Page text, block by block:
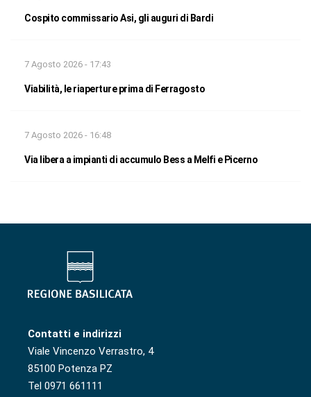
Cospito commissario Asi, gli auguri di Bardi
7 Agosto 2026 - 17:43
Viabilità, le riaperture prima di Ferragosto
7 Agosto 2026 - 16:48
Via libera a impianti di accumulo Bess a Melfi e Picerno
Contatti e indirizzi
Viale Vincenzo Verrastro, 4
85100 Potenza PZ
Tel 0971 661111